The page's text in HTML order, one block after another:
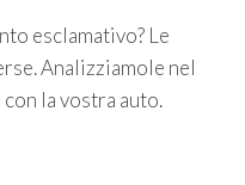
esclamativo? Le
Analizziamole nel
la vostra auto.